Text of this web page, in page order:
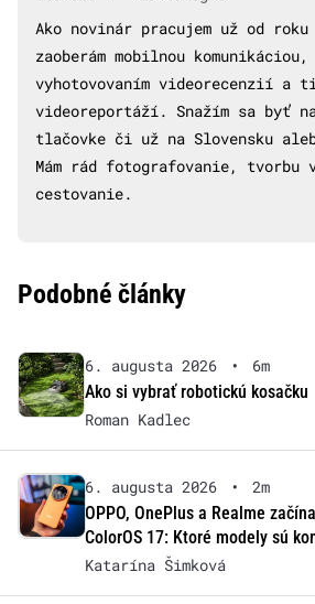
Ako novinár pracujem už od
zaoberám mobilnou
vyhotovovaním videorecenzií a
videoreportáží. Snažím sa byť
tlačovke či už na Slovensku
Mám rád fotografovanie,
cestovanie.
Podobné články
6. augusta 2026 •
6m
Ako si vybrať robotickú kosačku
Roman Kadlec
6. augusta 2026 •
2m
OPPO, OnePlus a Realme
ColorOS 17: Ktoré modely sú
Katarína Šimková